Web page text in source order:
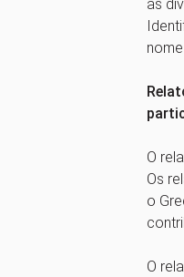
as
O
Os
o
O